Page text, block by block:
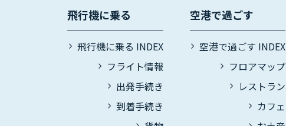
飛行機に乗る
飛行機に乗る INDEX
フライト情報
出発手続き
到着手続き
空港で過ごす
空港で過ごす INDEX
フロアマップ
レストラン
カフェ